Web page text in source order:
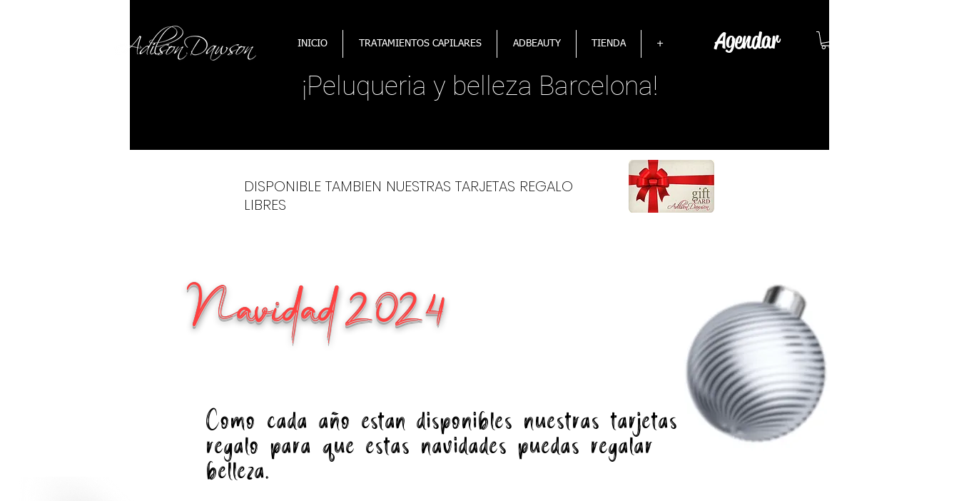
INICIO TRATAMIENTOS CAPILARES ADBEAUTY TIENDA + Agendar
¡​Peluqueria y belleza Barcelona!
DISPONIBLE TAMBIEN NUESTRAS TARJETAS REGALO
LIBRES
Navidad 2024
Como cada año están disponibles nuestras tarjetas
regalo para que estas navidades puedas regalar
belleza.